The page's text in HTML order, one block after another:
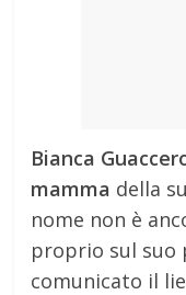
Bianca
mamma della
nome non è
proprio sul
comunicato il